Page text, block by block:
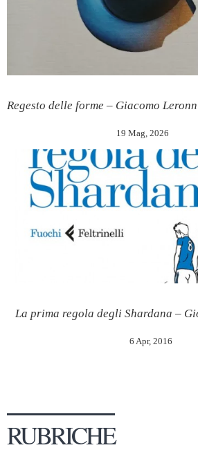
Regesto delle forme – Giacomo
19 Mag, 2026
La prima regola degli Shardana –
6 Apr, 2016
RUBRICHE